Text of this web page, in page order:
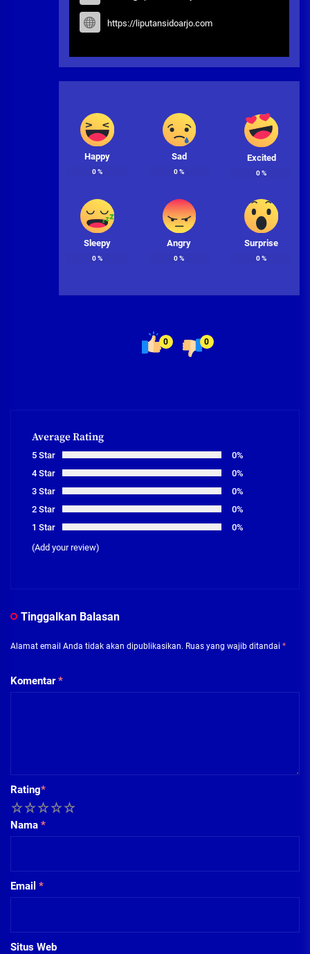
https://liputansidoarjo.com
Happy
0%
Sad
0%
Excited
0%
Sleepy
0%
Angry
0%
Surprise
0%
0 0
Average Rating
5 Star
0%
4 Star
0%
3 Star
0%
2 Star
0%
1 Star
0%
(Add your review)
Tinggalkan Balasan
Alamat email Anda tidak akan dipublikasikan. Ruas yang wajib ditandai *
Komentar*
Rating*
5
4
3
2
Nama *
Email *
Situs Web